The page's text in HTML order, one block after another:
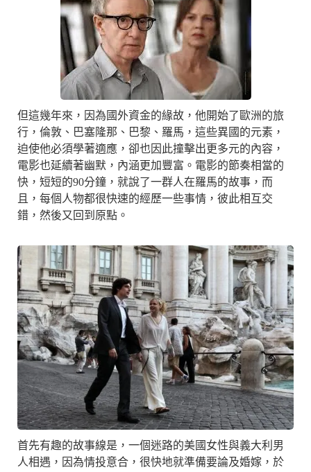
但這幾年來，因為國外資金的緣故，他開始了歐洲的旅
行，倫敦、巴塞隆那、巴黎、羅馬，這些異國的元素，
迫使他必須學著適應，卻也因此撞擊出更多元的內容，
電影也延續著幽默，內涵更加豐富。電影的節奏相當的
快，短短的90分鐘，就說了一群人在羅馬的故事，而
且，每個人物都很快速的經歷一些事情，彼此相互交
錯，然後又回到原點。
首先有趣的故事線是，一個迷路的美國女性與義大利男
人相遇，因為情投意合，很快地就準備要論及婚嫁，於